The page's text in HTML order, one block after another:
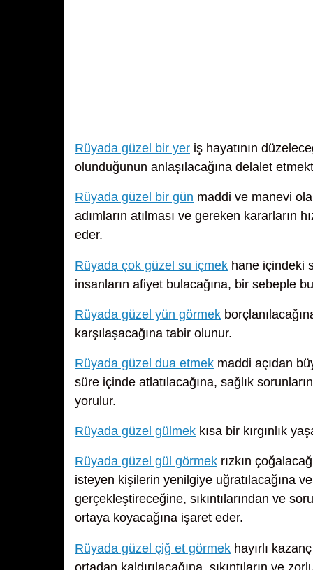
Rüyada güzel bir yer iş hayatının
olunduğunun anlaşılacağına delalet
Rüyada güzel bir gün maddi ve manevi
adımların atılması ve gereken kararların
eder.
Rüyada çok güzel su içmek hane içindeki
insanların afiyet bulacağına, bir sebeple
Rüyada güzel yün görmek
karşılaşacağına tabir olunur.
Rüyada güzel dua etmek maddi açıdan
süre içinde atlatılacağına, sağlık
yorulur.
Rüyada güzel gülmek kısa bir kırgınlık
Rüyada güzel gül görmek rızkın
isteyen kişilerin yenilgiye uğratılacağına
gerçekleştireceğine, sıkıntılarından ve
ortaya koyacağına işaret eder.
Rüyada güzel çiğ et görmek hayırlı
ortadan kaldırılacağına, sıkıntıların ve